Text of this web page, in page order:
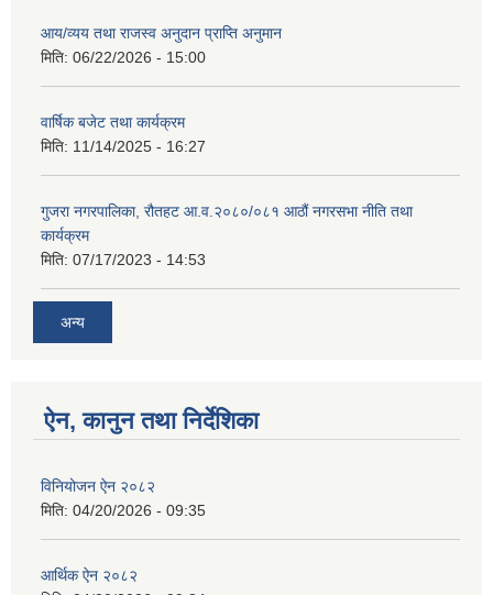
आय/व्यय तथा राजस्व अनुदान प्राप्ति अनुमान
मिति: 06/22/2026 - 15:00
वार्षिक बजेट तथा कार्यक्रम
मिति: 11/14/2025 - 16:27
गुजरा नगरपालिका, रौतहट आ.व.२०८०/०८१ आठौं नगरसभा नीति तथा
कार्यक्रम
मिति: 07/17/2023 - 14:53
अन्य
ऐन, कानुन तथा निर्देशिका
विनियोजन ऐन २०८२
मिति: 04/20/2026 - 09:35
आर्थिक ऐन २०८२